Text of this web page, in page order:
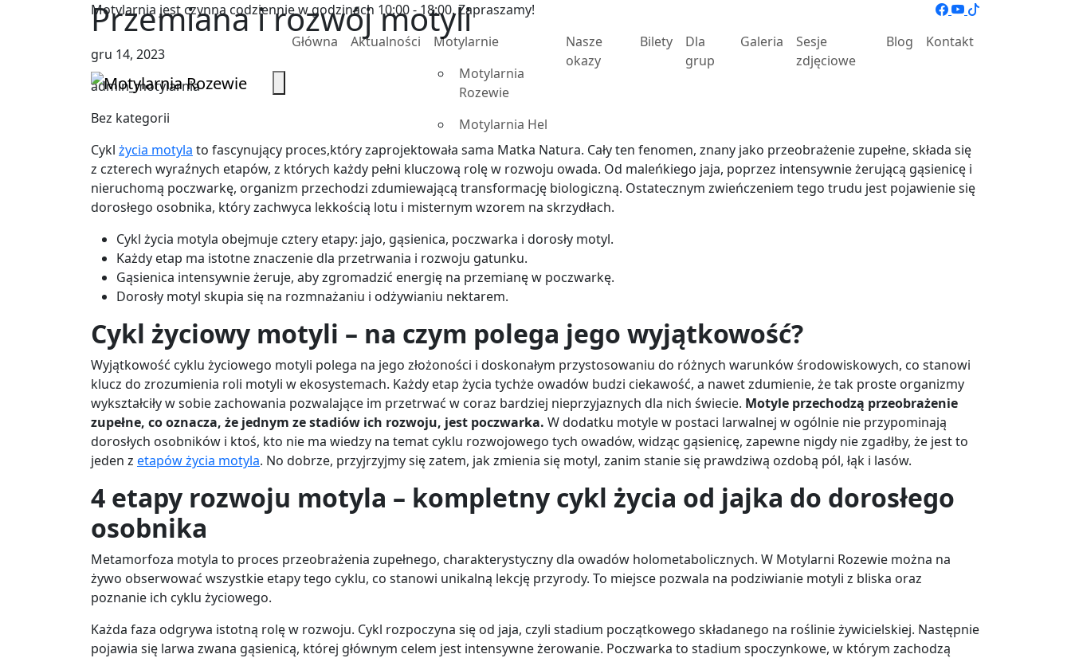
Motylarnia jest czynna codziennie w godzinach 10:00 - 18:00. Zapraszamy!
Główna
Aktualności
Motylarnie
Motylarnia
Rozewie
Motylarnia Hel
Nasze
okazy
Bilety
Dla
grup
Galeria
Sesje
zdjęciowe
Blog Kontakt
Przemiana i rozwój motyli
gru 14, 2023
admin_motylarnia
Bez kategorii
Cykl życia motyla to fascynujący proces,który zaprojektowała sama Matka Natura. Cały ten fenomen, znany jako przeobrażenie zupełne, składa się
z czterech wyraźnych etapów, z których każdy pełni kluczową rolę w rozwoju owada. Od maleńkiego jaja, poprzez intensywnie żerującą gąsienicę i
nieruchomą poczwarkę, organizm przechodzi zdumiewającą transformację biologiczną. Ostatecznym zwieńczeniem tego trudu jest pojawienie się
dorosłego osobnika, który zachwyca lekkością lotu i misternym wzorem na skrzydłach.
Cykl życia motyla obejmuje cztery etapy: jajo, gąsienica, poczwarka i dorosły motyl.
Każdy etap ma istotne znaczenie dla przetrwania i rozwoju gatunku.
Gąsienica intensywnie żeruje, aby zgromadzić energię na przemianę w poczwarkę.
Dorosły motyl skupia się na rozmnażaniu i odżywianiu nektarem.
Cykl życiowy motyli – na czym polega jego wyjątkowość?
Wyjątkowość cyklu życiowego motyli polega na jego złożoności i doskonałym przystosowaniu do różnych warunków środowiskowych, co stanowi
klucz do zrozumienia roli motyli w ekosystemach. Każdy etap życia tychże owadów budzi ciekawość, a nawet zdumienie, że tak proste organizmy
wykształciły w sobie zachowania pozwalające im przetrwać w coraz bardziej nieprzyjaznych dla nich świecie. Motyle przechodzą przeobrażenie
zupełne, co oznacza, że jednym ze stadiów ich rozwoju, jest poczwarka. W dodatku motyle w postaci larwalnej w ogólnie nie przypominają
dorosłych osobników i ktoś, kto nie ma wiedzy na temat cyklu rozwojowego tych owadów, widząc gąsienicę, zapewne nigdy nie zgadłby, że jest to
jeden z etapów życia motyla. No dobrze, przyjrzyjmy się zatem, jak zmienia się motyl, zanim stanie się prawdziwą ozdobą pól, łąk i lasów.
4 etapy rozwoju motyla – kompletny cykl życia od jajka do dorosłego
osobnika
Metamorfoza motyla to proces przeobrażenia zupełnego, charakterystyczny dla owadów holometabolicznych. W Motylarni Rozewie można na
żywo obserwować wszystkie etapy tego cyklu, co stanowi unikalną lekcję przyrody. To miejsce pozwala na podziwianie motyli z bliska oraz
poznanie ich cyklu życiowego.
Każda faza odgrywa istotną rolę w rozwoju. Cykl rozpoczyna się od jaja, czyli stadium początkowego składanego na roślinie żywicielskiej. Następnie
pojawia się larwa zwana gąsienicą, której głównym celem jest intensywne żerowanie. Poczwarka to stadium spoczynkowe, w którym zachodzą